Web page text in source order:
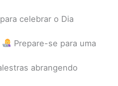
celebrar o Dia
Prepare-se para uma
abrangendo